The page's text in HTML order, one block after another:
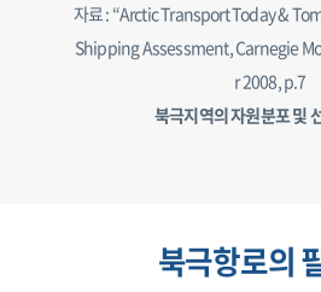
자료 : “Arctic Transport Today &
Shipping Assessment, Carnegie
r 2008, p.7
북극지역의 자원분포 및
북극항로의